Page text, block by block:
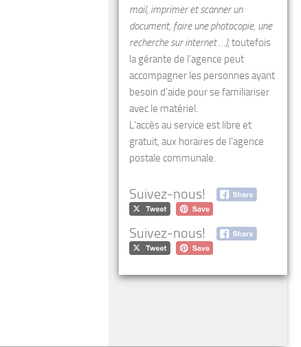
mail, imprimer et scanner un
document, faire une photocopie, une
recherche sur internet …), toutefois
la gérante de l’agence peut
accompagner les personnes ayant
besoin d’aide pour se familiariser
avec le matériel.
L’accès au service est libre et
gratuit, aux horaires de l’agence
postale communale.
Suivez-nous!
Suivez-nous!